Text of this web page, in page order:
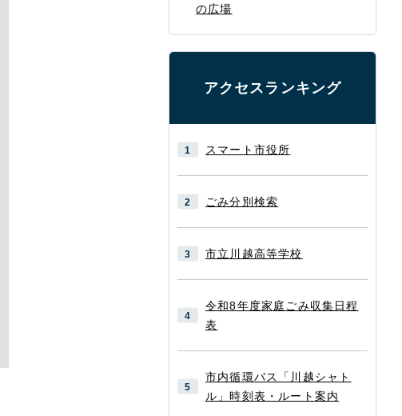
の広場
アクセスランキング
スマート市役所
ごみ分別検索
市立川越高等学校
令和8年度家庭ごみ収集日程
表
市内循環バス「川越シャト
ル」時刻表・ルート案内